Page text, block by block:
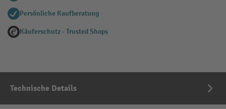
Persönliche Kaufberatung
Käuferschutz - Trusted Shops
Technische Details